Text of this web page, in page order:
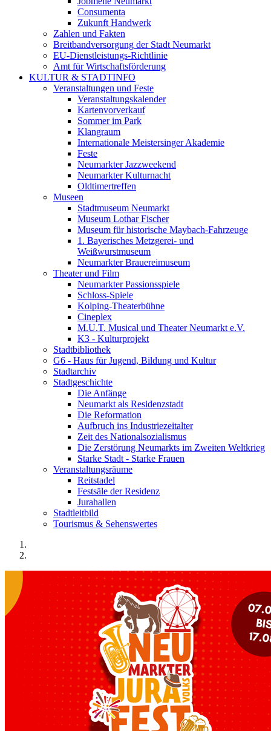
Consumenta
Zukunft Handwerk
Zahlen und Fakten
Breitbandversorgung der Stadt Neumarkt
EU-Dienstleistungs-Richtlinie
Amt für Wirtschaftsförderung
KULTUR & STADTINFO
Veranstaltungen und Feste
Veranstaltungskalender
Kartenvorverkauf
Sommer im Park
Klangraum
Internationale Meistersinger Akademie
Feste
Neumarkter Jazzweekend
Neumarkter Kulturnacht
Oldtimertreffen
Museen
Stadtmuseum Neumarkt
Museum Lothar Fischer
Museum für historische Maybach-Fahrzeuge
1. Bayerisches Metzgerei- und
Weißwurstmuseum
Neumarkter Brauereimuseum
Theater und Film
Neumarkter Passionsspiele
Schloss-Spiele
Kolping-Theaterbühne
Cineplex
M.U.T. Musical und Theater Neumarkt e.V.
K3 - Kulturprojekt
Stadtbibliothek
G6 - Haus für Jugend, Bildung und Kultur
Stadtarchiv
Stadtgeschichte
Die Anfänge
Neumarkt als Residenzstadt
Die Reformation
Aufbruch ins Industriezeitalter
Zeit des Nationalsozialismus
Die Zerstörung Neumarkts im Zweiten Weltkrieg
Starke Stadt - Starke Frauen
Veranstaltungsräume
Reitstadel
Festsäle der Residenz
Jurahallen
Stadtleitbild
Tourismus & Sehenswertes